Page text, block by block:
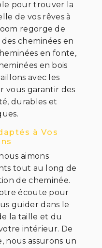
pour trouver la
de vos rêves à
regorge de
cheminées en
en fonte,
en bois
avec les
vous garantir des
durables et
à Vos
aimons
tout au long de
de cheminée.
écoute pour
guider dans le
la taille et du
intérieur. De
nous assurons un